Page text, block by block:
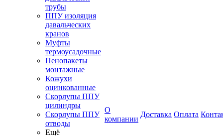
трубы
ППУ изоляция
давальческих
кранов
Муфты
термоусадочные
Пенопакеты
монтажные
Кожухи
оцинкованные
Скорлупы ППУ
цилиндры
Скорлупы ППУ
отводы
Ещё
О
компании
Доставка Оплата